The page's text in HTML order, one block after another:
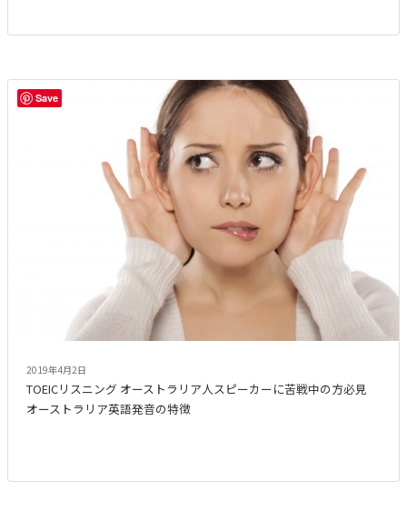
2019年4月2日
TOEICリスニング オーストラリア人スピーカーに苦戦中の方必見
オーストラリア英語発音の特徴
Save